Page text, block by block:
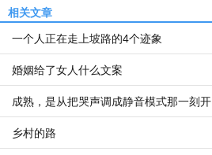
相关文章
一个人正在走上坡路的4个迹象
婚姻给了女人什么文案
成熟，是从把哭声调成静音模式那一刻开
乡村的路